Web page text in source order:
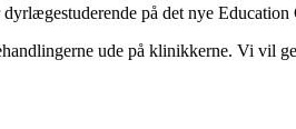
på det nye Education
ude på klinikkerne. Vi vil